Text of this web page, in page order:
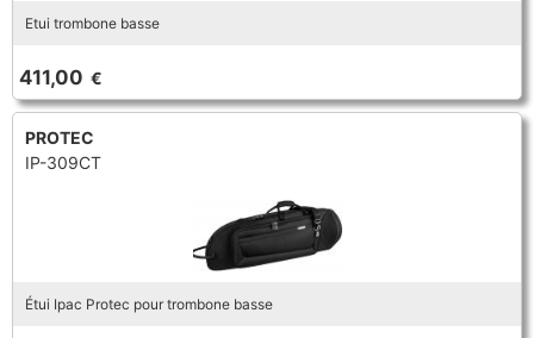
Etui trombone basse
411,00 €
PROTEC
IP-309CT
Étui Ipac Protec pour trombone basse